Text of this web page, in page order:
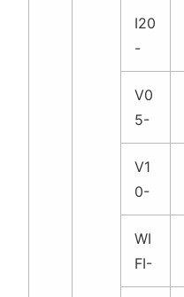
I20
-
V0
5-
V1
0-
WI
FI-